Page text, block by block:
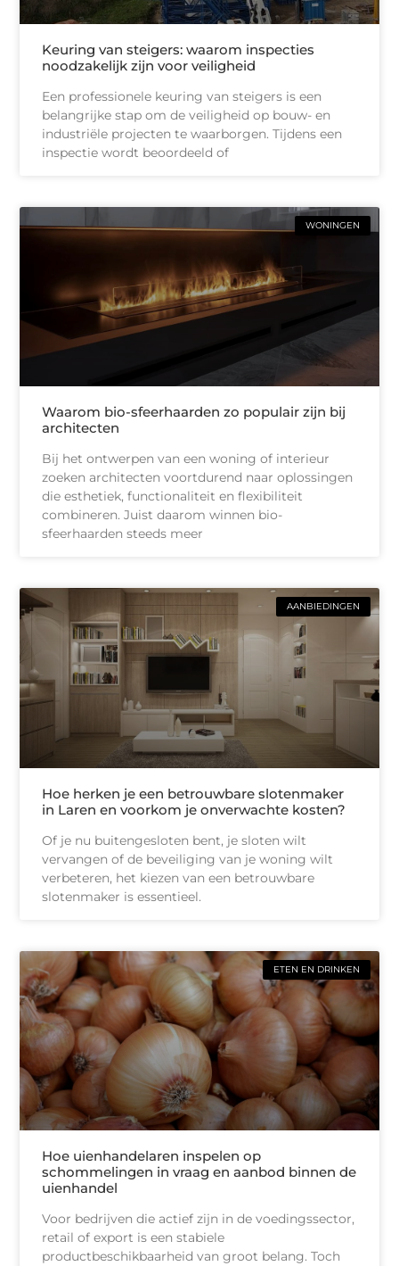
Keuring van steigers: waarom inspecties
noodzakelijk zijn voor veiligheid
Een professionele keuring van steigers is een
belangrijke stap om de veiligheid op bouw- en
industriële projecten te waarborgen. Tijdens een
inspectie wordt beoordeeld of
WONINGEN
Waarom bio-sfeerhaarden zo populair zijn bij
architecten
Bij het ontwerpen van een woning of interieur
zoeken architecten voortdurend naar oplossingen
die esthetiek, functionaliteit en flexibiliteit
combineren. Juist daarom winnen bio-
sfeerhaarden steeds meer
AANBIEDINGEN
Hoe herken je een betrouwbare slotenmaker
in Laren en voorkom je onverwachte kosten?
Of je nu buitengesloten bent, je sloten wilt
vervangen of de beveiliging van je woning wilt
verbeteren, het kiezen van een betrouwbare
slotenmaker is essentieel.
ETEN EN DRINKEN
Hoe uienhandelaren inspelen op
schommelingen in vraag en aanbod binnen de
uienhandel
Voor bedrijven die actief zijn in de voedingssector,
retail of export is een stabiele
productbeschikbaarheid van groot belang. Toch